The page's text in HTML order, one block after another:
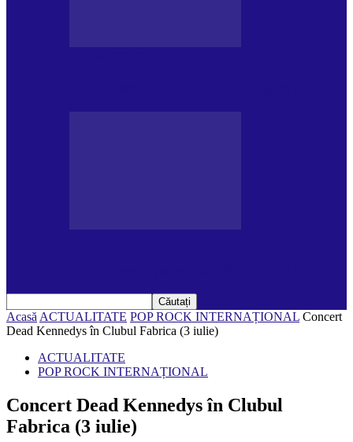
Acasă ACTUALITATE POP ROCK INTERNAȚIONAL Concert
Dead Kennedys în Clubul Fabrica (3 iulie)
ACTUALITATE
POP ROCK INTERNAȚIONAL
Concert Dead Kennedys în Clubul
Fabrica (3 iulie)